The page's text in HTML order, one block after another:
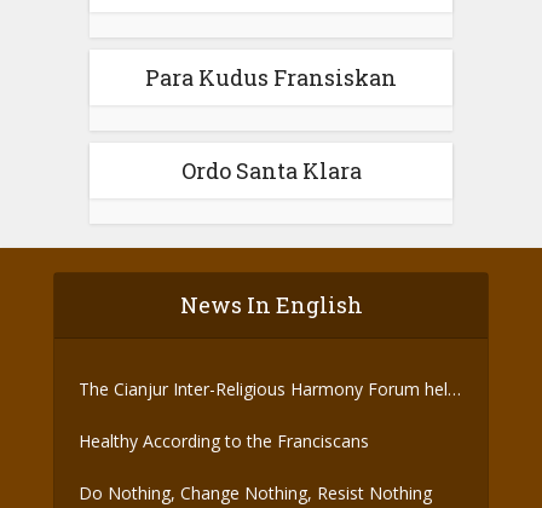
Para Kudus Fransiskan
Ordo Santa Klara
News In English
The Cianjur Inter-Religious Harmony Forum held
Healthy According to the Franciscans
Do Nothing, Change Nothing, Resist Nothing